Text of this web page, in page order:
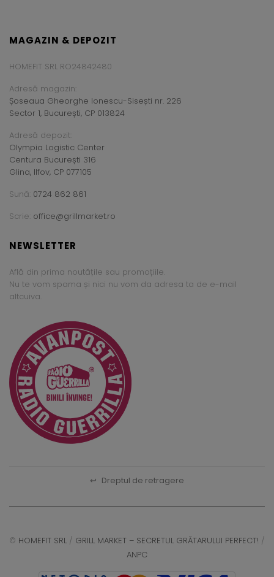
MAGAZIN & DEPOZIT
HOMEFIT SRL RO24842480
Adresă magazin:
Șoseaua Gheorghe Ionescu-Sisești nr. 226
Sector 1, București, CP 013824
Adresă depozit:
Olympia Logistic Center
Centura București 316
Glina, Ilfov, CP 077105
Sună: 0724 862 861
Scrie: office@grillmarket.ro
NEWSLETTER
Află din prima noutățile sau promoțiile.
Nu te vom spama și nici nu vom da adresa ta de e-mail
altcuiva.
↩ Dreptul de retragere
© HOMEFIT SRL / GRILL MARKET – SECRETUL GRĂTARULUI PERFECT! /
ANPC